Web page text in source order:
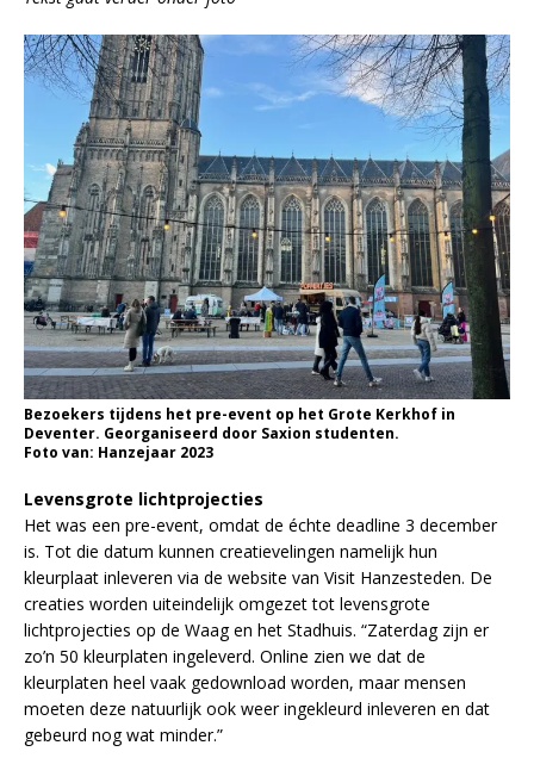
Bezoekers tijdens het pre-event op het Grote Kerkhof in
Deventer. Georganiseerd door Saxion studenten.
Foto van: Hanzejaar 2023
Levensgrote lichtprojecties
Het was een pre-event, omdat de échte deadline 3 december
is. Tot die datum kunnen creatievelingen namelijk hun
kleurplaat inleveren via de website van Visit Hanzesteden. De
creaties worden uiteindelijk omgezet tot levensgrote
lichtprojecties op de Waag en het Stadhuis. “Zaterdag zijn er
zo’n 50 kleurplaten ingeleverd. Online zien we dat de
kleurplaten heel vaak gedownload worden, maar mensen
moeten deze natuurlijk ook weer ingekleurd inleveren en dat
gebeurd nog wat minder.”